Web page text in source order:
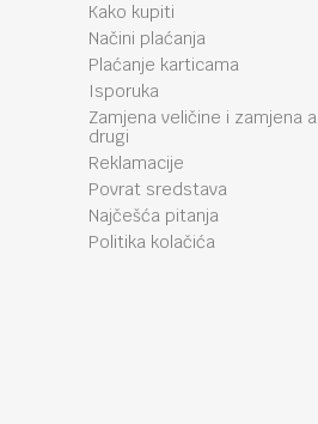
Kako kupiti
Načini plaćanja
Plaćanje karticama
Isporuka
Zamjena veličine i zamjena
drugi
Reklamacije
Povrat sredstava
Najčešća pitanja
Politika kolačića